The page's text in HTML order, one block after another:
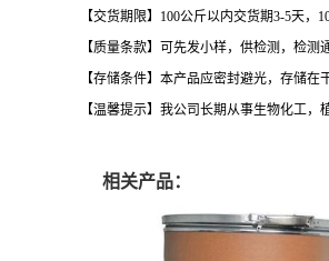
【交货期限】100公斤以内交货期3-5天，
【质量条款】可先发小样，供检测，检测
【存储条件】本产品应密封避光，存储在
【温馨提示】我公司长期从事生物化工
相关产品：